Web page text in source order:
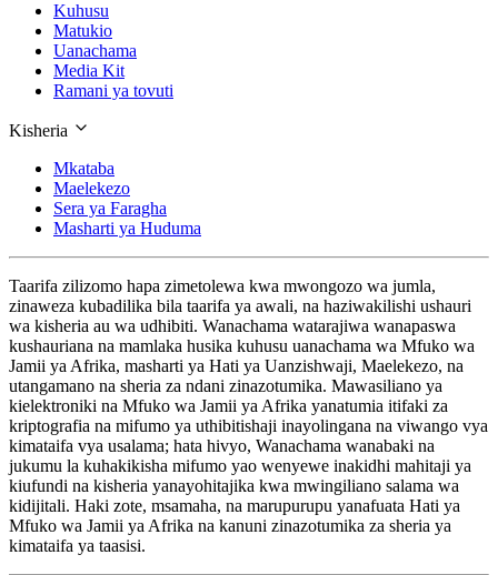
Kuhusu
Matukio
Uanachama
Media Kit
Ramani ya tovuti
Kisheria
Mkataba
Maelekezo
Sera ya Faragha
Masharti ya Huduma
Taarifa zilizomo hapa zimetolewa kwa mwongozo wa jumla,
zinaweza kubadilika bila taarifa ya awali, na haziwakilishi ushauri
wa kisheria au wa udhibiti. Wanachama watarajiwa wanapaswa
kushauriana na mamlaka husika kuhusu uanachama wa Mfuko wa
Jamii ya Afrika, masharti ya Hati ya Uanzishwaji, Maelekezo, na
utangamano na sheria za ndani zinazotumika. Mawasiliano ya
kielektroniki na Mfuko wa Jamii ya Afrika yanatumia itifaki za
kriptografia na mifumo ya uthibitishaji inayolingana na viwango vya
kimataifa vya usalama; hata hivyo, Wanachama wanabaki na
jukumu la kuhakikisha mifumo yao wenyewe inakidhi mahitaji ya
kiufundi na kisheria yanayohitajika kwa mwingiliano salama wa
kidijitali. Haki zote, msamaha, na marupurupu yanafuata Hati ya
Mfuko wa Jamii ya Afrika na kanuni zinazotumika za sheria ya
kimataifa ya taasisi.